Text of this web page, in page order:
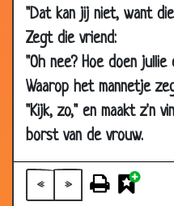
"Dat kan jij niet, want
Zegt die vriend:
"Oh nee? Hoe doen jullie
Waarop het mannetje
"Kijk, zo," en maakt z'n
borst van de vrouw.
« »
14 May
2009
Thee drinken
09
May
2009
Slechte gewoonte
06
May
2009
Opkikker